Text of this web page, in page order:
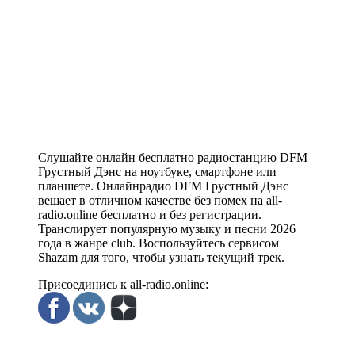
Слушайте онлайн бесплатно радиостанцию DFM
Грустный Дэнс на ноутбуке, смартфоне или
планшете. Онлайнрадио DFM Грустный Дэнс
вещает в отличном качестве без помех на all-
radio.online бесплатно и без регистрации.
Транслирует популярную музыку и песни 2026
года в жанре club. Воспользуйтесь сервисом
Shazam для того, чтобы узнать текущий трек.
Присоединись к all-radio.online: